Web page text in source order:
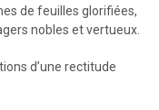
de feuilles glorifiées,
nobles et vertueux.
d’une rectitude